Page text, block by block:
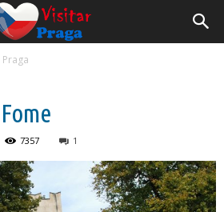
7357 1